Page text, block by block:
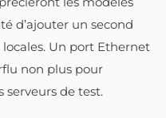
d’ajouter un second
locales. Un port Ethernet
non plus pour
serveurs de test.